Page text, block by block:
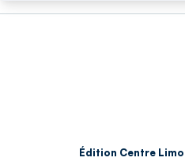
Édition Centre